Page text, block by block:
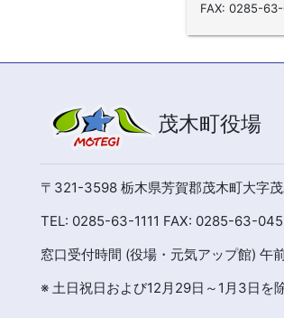
FAX: 0285-
茂木町役場
〒321-3598 栃木県芳賀郡茂木町大字
TEL: 0285-63-1111 FAX: 0285-63-
窓口受付時間 (役場・元気アップ館) 午
※ 土日祝日および12月29日～1月3日を